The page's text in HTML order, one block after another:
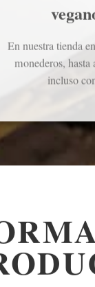
En nuestra tienda
monederos,
incluso